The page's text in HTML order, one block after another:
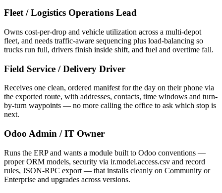
Fleet / Logistics Operations Lead
Owns cost-per-drop and vehicle utilization across a multi-depot
fleet, and needs traffic-aware sequencing plus load-balancing so
trucks run full, drivers finish inside shift, and fuel and overtime fall.
Field Service / Delivery Driver
Receives one clean, ordered manifest for the day on their phone via
the exported route, with addresses, contacts, time windows and turn-
by-turn waypoints — no more calling the office to ask which stop is
next.
Odoo Admin / IT Owner
Runs the ERP and wants a module built to Odoo conventions —
proper ORM models, security via ir.model.access.csv and record
rules, JSON-RPC export — that installs cleanly on Community or
Enterprise and upgrades across versions.